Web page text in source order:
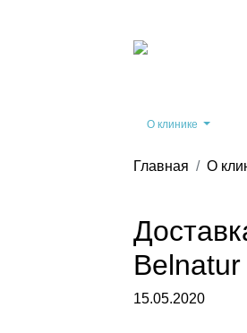
О клинике
Главная О
15.05.2020